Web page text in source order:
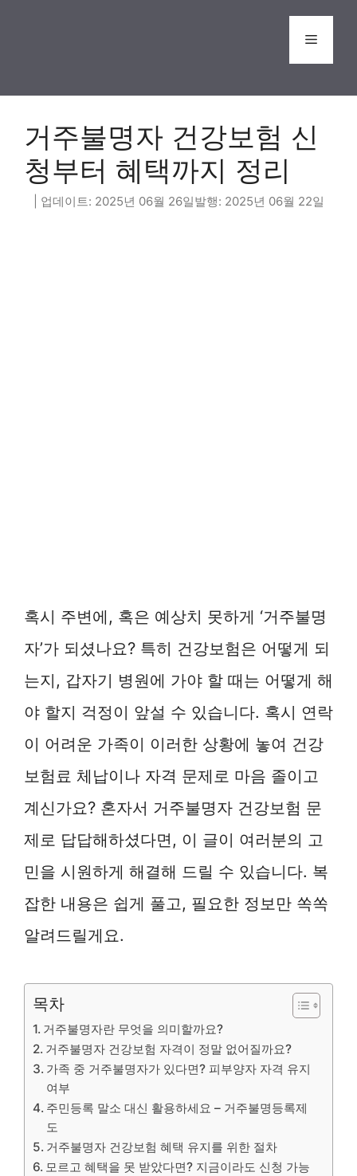
Menu
거주불명자 건강보험 신
청부터 혜택까지 정리
2025년 06월 26일 2025년 06월 22일
혹시 주변에, 혹은 예상치 못하게 ‘거주불명
자’가 되셨나요? 특히 건강보험은 어떻게 되
는지, 갑자기 병원에 가야 할 때는 어떻게 해
야 할지 걱정이 앞설 수 있습니다. 혹시 연락
이 어려운 가족이 이러한 상황에 놓여 건강
보험료 체납이나 자격 문제로 마음 졸이고
계신가요? 혼자서 거주불명자 건강보험 문
제로 답답해하셨다면, 이 글이 여러분의 고
민을 시원하게 해결해 드릴 수 있습니다. 복
잡한 내용은 쉽게 풀고, 필요한 정보만 쏙쏙
알려드릴게요.
목차
거주불명자란 무엇을 의미할까요?
거주불명자 건강보험 자격이 정말 없어질까요?
가족 중 거주불명자가 있다면? 피부양자 자격 유지
여부
주민등록 말소 대신 활용하세요 – 거주불명등록제
도
거주불명자 건강보험 혜택 유지를 위한 절차
모르고 혜택을 못 받았다면? 지금이라도 신청 가능